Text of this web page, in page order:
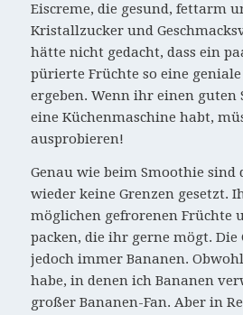
Eiscreme, die gesund, fettarm
Kristallzucker und
hätte nicht gedacht, dass ein
pürierte Früchte so eine geniale
ergeben. Wenn ihr einen guten
eine Küchenmaschine habt,
ausprobieren!
Genau wie beim Smoothie sind
wieder keine Grenzen gesetzt.
möglichen gefrorenen Früchte
packen, die ihr gerne mögt.
jedoch immer Bananen.
habe, in denen ich Bananen
großer Bananen-Fan. Aber in